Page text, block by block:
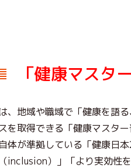
「健康マスタ
、地域や職域で「健康を語
を取得できる「健康マスタ
体が準拠している「健康日
inclusion）」「より実効性